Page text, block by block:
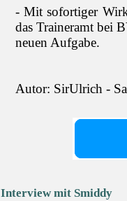
- Mit sofortiger
das Traineramt bei
neuen Aufgabe.
Autor: SirUlrich -
Interview mit Smiddy